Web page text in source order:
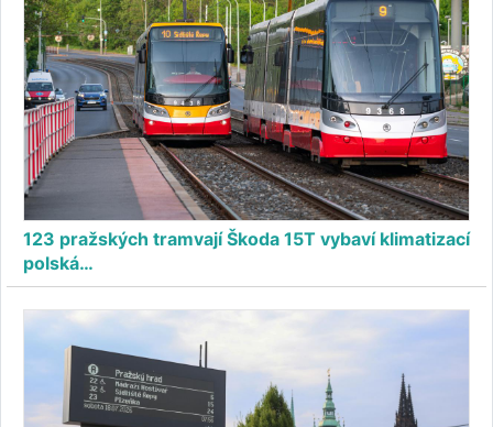
123 pražských tramvají Škoda 15T vybaví klimatizací
polská…